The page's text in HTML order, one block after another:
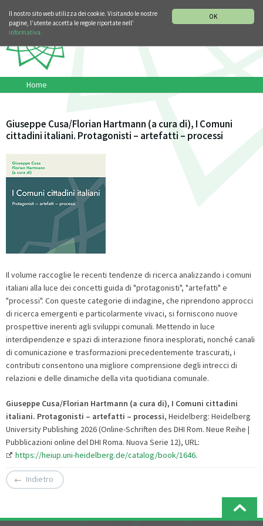
OK
Il nostro sito web utilizza dei cookie. Visitando le nostre
pagine, l’utente accetta le regole riportate nell’
informativa.
Home
Giuseppe Cusa/Florian Hartmann (a cura di), I Comuni
cittadini italiani. Protagonisti – artefatti – processi
Il volume raccoglie le recenti tendenze di ricerca analizzando i comuni
italiani alla luce dei concetti guida di "protagonisti", "artefatti" e
"processi". Con queste categorie di indagine, che riprendono approcci
di ricerca emergenti e particolarmente vivaci, si forniscono nuove
prospettive inerenti agli sviluppi comunali. Mettendo in luce
interdipendenze e spazi di interazione finora inesplorati, nonché canali
di comunicazione e trasformazioni precedentemente trascurati, i
contributi consentono una migliore comprensione degli intrecci di
relazioni e delle dinamiche della vita quotidiana comunale.
Giuseppe Cusa/Florian Hartmann (a cura di), I Comuni cittadini
italiani. Protagonisti – artefatti – processi, Heidelberg: Heidelberg
University Publishing 2026 (Online-Schriften des DHI Rom. Neue Reihe |
Pubblicazioni online del DHI Roma. Nuova Serie 12), URL:
https://heiup.uni-heidelberg.de/catalog/book/1646.
Indietro